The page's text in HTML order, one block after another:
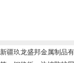
新疆玖龙盛邦金属制品